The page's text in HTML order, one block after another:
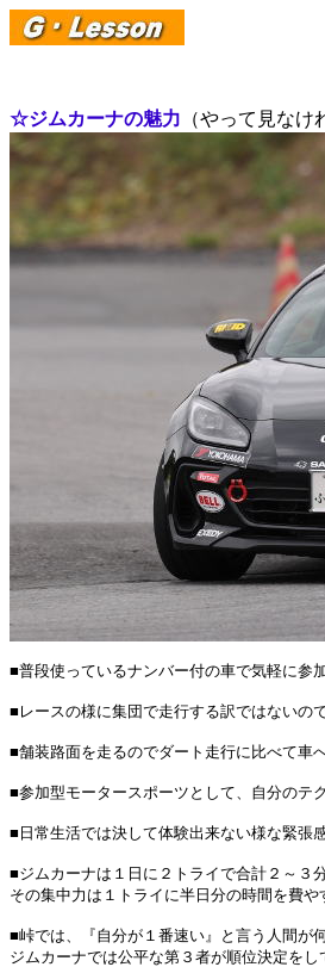
☆ジムカーナの魅力 （やって見なけ
■普段使っているナンバー付の車で気軽に参
■レースの様に集団で走行する訳ではないの
■舗装路面を走るのでダート走行に比べて車
■参加型モータースポーツとして、自分のテ
■日常生活では決して体験出来ない様な緊張
■ジムカーナは１日に２トライで合計２～３
その集中力は１トライに半日分の時間を費
■峠では、『自分が１番速い』と言う人間が
ジムカーナでは公平な第３者が順位決定を